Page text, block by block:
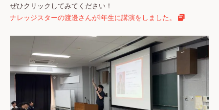
ぜひクリックしてみてください！
ナレッジスターの渡邊さんが1年生に講演をしました。